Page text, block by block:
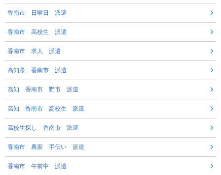
香南市 日曜日 派遣
香南市 高校生 派遣
香南市 求人 派遣
高知県 香南市 派遣
高知 香南市 野市 派遣
高知 香南市 高校生 派遣
高校生探し 香南市 派遣
香南市 農家 手伝い 派遣
香南市 午前中 派遣